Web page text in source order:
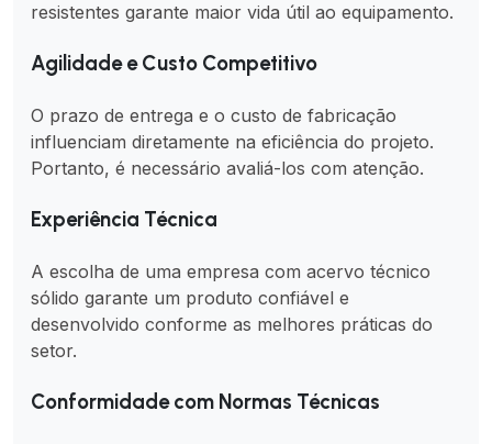
resistentes garante maior vida útil ao equipamento.
Agilidade e Custo Competitivo
O prazo de entrega e o custo de fabricação
influenciam diretamente na eficiência do projeto.
Portanto, é necessário avaliá-los com atenção.
Experiência Técnica
A escolha de uma empresa com acervo técnico
sólido garante um produto confiável e
desenvolvido conforme as melhores práticas do
setor.
Conformidade com Normas Técnicas